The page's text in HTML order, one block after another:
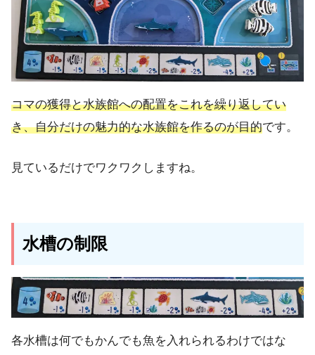
コマの獲得と水族館への配置をこれを繰り返してい
き、自分だけの魅力的な水族館を作るのが目的です。
見ているだけでワクワクしますね。
水槽の制限
各水槽は何でもかんでも魚を入れられるわけではな